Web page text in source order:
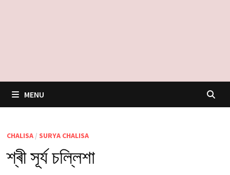
MENU
CHALISA/ SURYA CHALISA
শ্ৰী সূৰ্য চল্লিশা